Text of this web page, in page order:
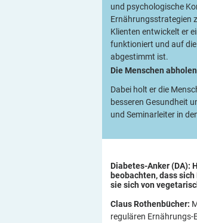
und psychologische
Ernährungsstrategien
Klienten entwickelt er
funktioniert und auf
abgestimmt ist.
Die Menschen
Dabei holt er die
besseren Gesundheit
und Seminarleiter in
Diabetes-Anker (DA):
beobachten, dass
sie sich von
Claus Rothenbücher:
regulären Ernährungs-